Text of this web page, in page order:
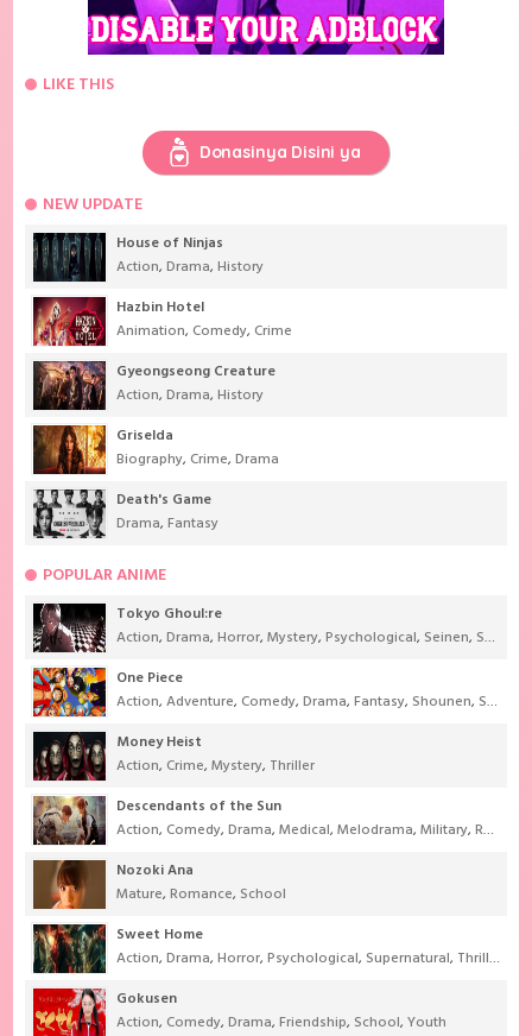
LIKE THIS
Donasinya Disini ya
NEW UPDATE
House of Ninjas
Action,Drama,History
Hazbin Hotel
Animation, Comedy, Crime
Gyeongseong Creature
Action,Drama,History
Griselda
Biography, Crime,Drama
Death's Game
Drama,Fantasy
POPULAR ANIME
Tokyo Ghoul:re
Action,Drama,Horror,Mystery,Psychological, Seinen, Supernatural
One Piece
Action,Adventure, Comedy,Drama,Fantasy, Shounen, Super Power
Money Heist
Action, Crime,Mystery, Thriller
Descendants of the Sun
Action, Comedy,Drama,Medical,Melodrama,Military,Romance
Nozoki Ana
Mature,Romance, School
Sweet Home
Action,Drama,Horror,Psychological, Supernatural, Thriller
Gokusen
Action, Comedy,Drama,Friendship, School,Youth